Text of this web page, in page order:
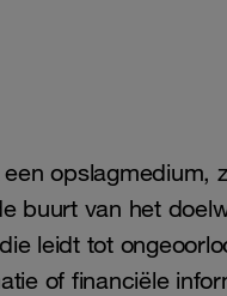
buurt van het
leidt tot
of financiële